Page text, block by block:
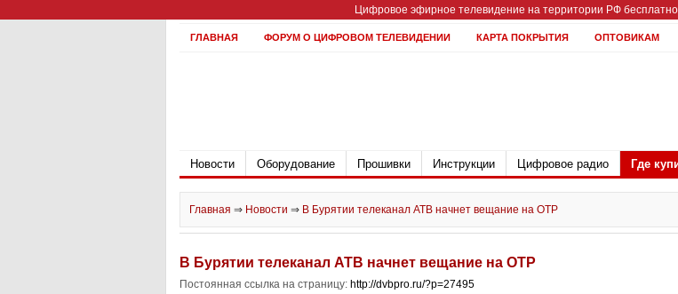
Цифровое эфирное телевидение на территории РФ
ГЛАВНАЯ ФОРУМ О ЦИФРОВОМ ТЕЛЕВИДЕНИИ КАРТА ПОКРЫТИЯ ОПТОВИКАМ
Новости Оборудование Прошивки Инструкции Цифровое радио Где
Главная ⇒ Новости ⇒ В Бурятии телеканал АТВ начнет вещание на ОТР
В Бурятии телеканал АТВ начнет вещание на ОТР
Постоянная ссылка на страницу: http://dvbpro.ru/?p=27495